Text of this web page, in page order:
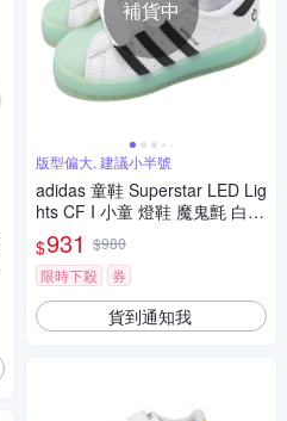
補貨中
版型偏大, 建議小半號
adidas 童鞋 Superstar LED Lig
hts CF I 小童 燈鞋 魔鬼氈 白
黑 發光 愛迪達 IG7005
$931 $980
限時下殺
券
貨到通知我